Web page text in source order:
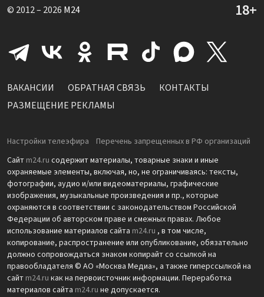
© 2012 – 2026 M24
ВАКАНСИИ ОБРАТНАЯ СВЯЗЬ
КОНТАКТЫ
РАЗМЕЩЕНИЕ РЕКЛАМЫ
Настройки телеэфира
Перечень запрещенных в РФ организаций
Сайт m24.ru содержит материалы, товарные знаки и иные
охраняемые элементы, включая, но, не ограничиваясь: тексты,
фотографии, аудио и/или видеоматериалы, графические
изображения, музыкальные произведения и пр., которые
охраняются в соответствии с законодательством Российской
Федерации об авторском праве и смежных правах. Любое
использование материалов сайта m24.ru , в том числе,
копирование, распространение или опубликование, обязательно
должно сопровождаться знаком копирайт со ссылкой на
правообладателя © АО «Москва Медиа», а также гиперссылкой на
сайт m24.ru как на первоисточник информации. Переработка
материалов сайта m24.ru не допускается.